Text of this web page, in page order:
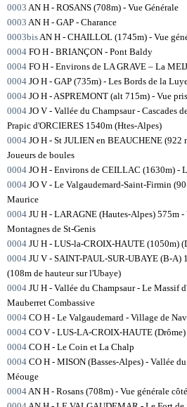
0003 AN H - ROSANS (708m) - Vue Générale
0003 AN H - GAP - Charance
0003bisAN H - CHAILLOL (1745m) - Vue
0004 FO H - BRIANÇON - Pont Baldy
0004 FO H - Environs de LA GRAVE – La
0004 JO H - GAP (735m) - Les Bords de la
0004 JO H - ASPREMONT (alt 715m) - Vue
0004 JO V - Vallée du Champsaur - Cascades
Prapic d'ORCIERES 1540m (Htes-Alpes)
0004 JO H - St JULIEN en BEAUCHENE (922
Joueurs de boules
0004 JO H - Environs de CEILLAC (1630m) -
0004 JO V - Le Valgaudemard-Saint-Firmin
Maurice
0004 JU H - LARAGNE (Hautes-Alpes) 575m -
Montagnes de St-Genis
0004 JU H - LUS-la-CROIX-HAUTE (1050m)
0004 JU V - SAINT-PAUL-SUR-UBAYE (B-A)
(108m de hauteur sur l'Ubaye)
0004 JU H - Vallée du Champsaur - Le Massif
Mauberret Combassive
0004 CO H - Le Valgaudemard - Village de
0004 CO V - LUS-LA-CROIX-HAUTE
0004 CO H - Le Coin et La Chalp
0004 CO H - MISON (Basses-Alpes) - Vallée
Méouge
0004AN H - Rosans (708m) - Vue générale